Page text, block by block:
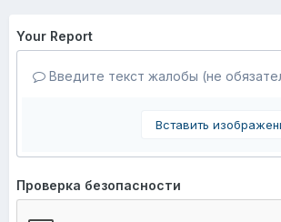
Your Report
Введите текст жалобы (не
Вставить
Проверка безопасности